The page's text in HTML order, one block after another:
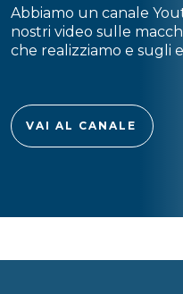
Abbiamo un canale
nostri video sulle
che realizziamo e sugli
VAI AL CANALE